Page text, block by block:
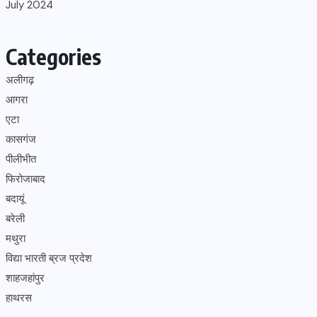
July 2024
Categories
अलीगढ़
आगरा
एटा
कासगंज
पीलीभीत
फिरोजाबाद
बदायूं
बरेली
मथुरा
विद्या भारती ब्रज प्रदेश
शाहजहांपुर
हाथरस